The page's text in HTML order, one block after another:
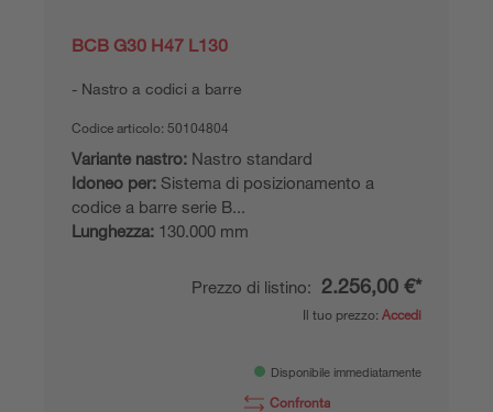
BCB G30 H47 L130
Nastro a codici a barre
Codice articolo: 50104804
Variante nastro: Nastro standard
Idoneo per: Sistema di posizionamento a
codice a barre serie B...
Lunghezza: 130.000 mm
Prezzo di listino: 2.256,00 €*
Il tuo prezzo: Accedi
Disponibile immediatamente
Confronta